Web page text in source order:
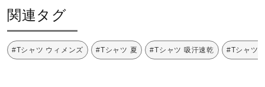
直営店一覧
取扱店一覧
タイ製
関連タグ
#Tシャツ ウィメンズ #Tシャツ 夏 #Tシャツ 吸汗速乾 #Tシャツ